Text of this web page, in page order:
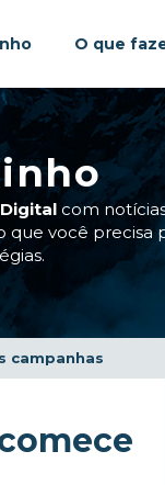
O que
com
que você precisa
campanhas